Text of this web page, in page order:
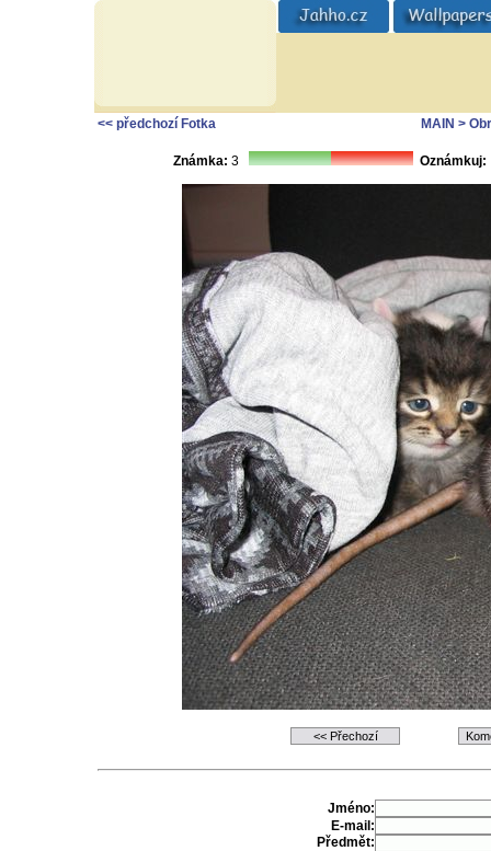
<< předchozí Fotka MAIN >
Známka: 3 Oznámkuj:
Jméno:
E-mail:
Předmět: